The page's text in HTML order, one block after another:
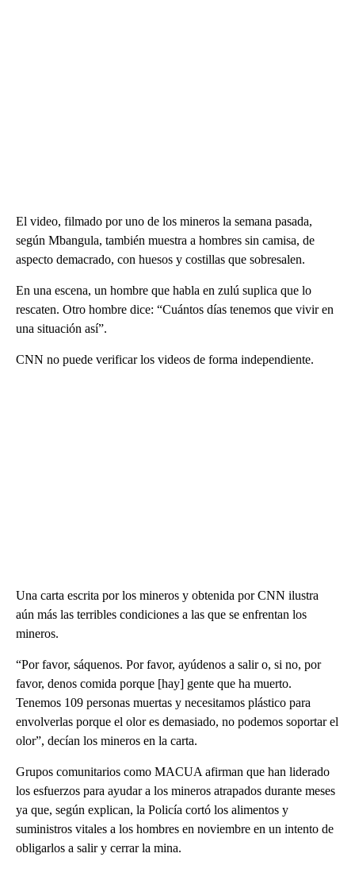
El video, filmado por uno de los mineros la semana pasada,
según Mbangula, también muestra a hombres sin camisa, de
aspecto demacrado, con huesos y costillas que sobresalen.
En una escena, un hombre que habla en zulú suplica que lo
rescaten. Otro hombre dice: “Cuántos días tenemos que vivir en
una situación así”.
CNN no puede verificar los videos de forma independiente.
Una carta escrita por los mineros y obtenida por CNN ilustra
aún más las terribles condiciones a las que se enfrentan los
mineros.
“Por favor, sáquenos. Por favor, ayúdenos a salir o, si no, por
favor, denos comida porque [hay] gente que ha muerto.
Tenemos 109 personas muertas y necesitamos plástico para
envolverlas porque el olor es demasiado, no podemos soportar el
olor”, decían los mineros en la carta.
Grupos comunitarios como MACUA afirman que han liderado
los esfuerzos para ayudar a los mineros atrapados durante meses
ya que, según explican, la Policía cortó los alimentos y
suministros vitales a los hombres en noviembre en un intento de
obligarlos a salir y cerrar la mina.